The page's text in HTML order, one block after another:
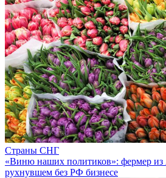
Страны СНГ
«Виню наших политиков»: фермер из
рухнувшем без РФ бизнесе